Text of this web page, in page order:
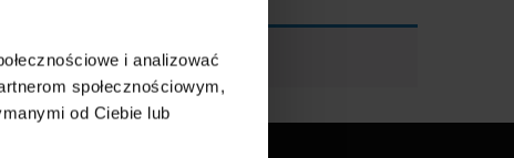
i analizować
społecznościowym,
od Ciebie lub